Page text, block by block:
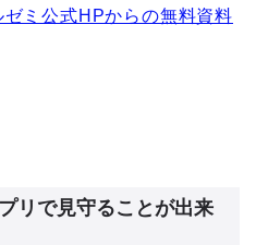
ゼミ公式HPからの無料資料
リで見守ることが出来